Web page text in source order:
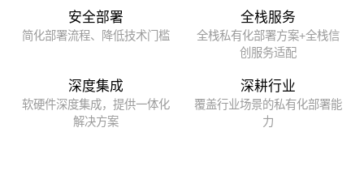
安全部署
简化部署流程、降低技术门槛
全栈服务
全栈私有化部署方案+全栈信
创服务适配
深度集成
软硬件深度集成，提供一体化
解决方案
深耕行业
覆盖行业场景的私有化部署能
力